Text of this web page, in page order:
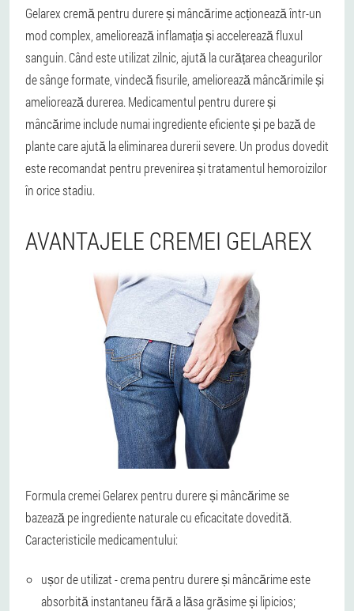
Gelarex cremă pentru durere și mâncărime acționează într-un
mod complex, ameliorează inflamația și accelerează fluxul
sanguin. Când este utilizat zilnic, ajută la curățarea cheagurilor
de sânge formate, vindecă fisurile, ameliorează mâncărimile și
ameliorează durerea. Medicamentul pentru durere și
mâncărime include numai ingrediente eficiente și pe bază de
plante care ajută la eliminarea durerii severe. Un produs dovedit
este recomandat pentru prevenirea și tratamentul hemoroizilor
în orice stadiu.
AVANTAJELE CREMEI GELAREX
Formula cremei Gelarex pentru durere și mâncărime se
bazează pe ingrediente naturale cu eficacitate dovedită.
Caracteristicile medicamentului:
ușor de utilizat - crema pentru durere și mâncărime este
absorbită instantaneu fără a lăsa grăsime și lipicios;